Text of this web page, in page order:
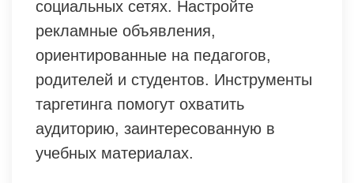
социальных сетях. Настройте
рекламные объявления,
ориентированные на педагогов,
родителей и студентов. Инструменты
таргетинга помогут охватить
аудиторию, заинтересованную в
учебных материалах.